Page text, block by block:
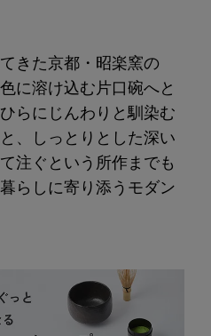
きた京都・昭楽窯の
に溶け込む片口碗へと
らにじんわりと馴染む
、しっとりとした深い
注ぐという所作までも
らしに寄り添うモダン